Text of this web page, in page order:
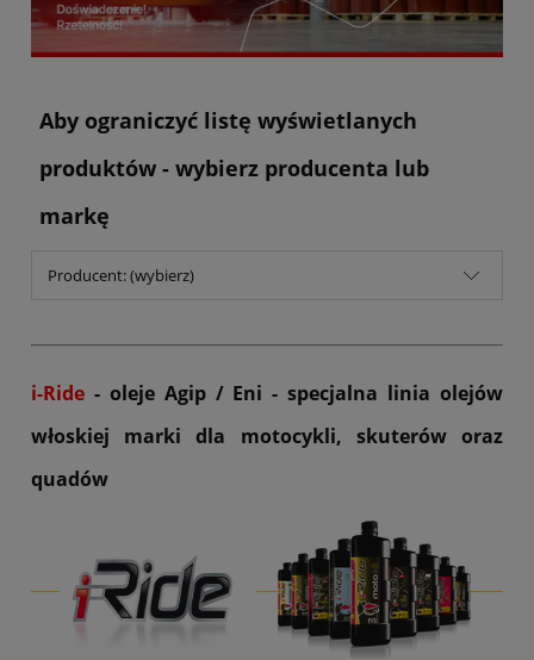
Aby ograniczyć listę wyświetlanych
produktów - wybierz producenta lub
markę
Producent: (wybierz)
i-Ride - oleje Agip / Eni - specjalna linia olejów
włoskiej marki dla motocykli, skuterów oraz
quadów